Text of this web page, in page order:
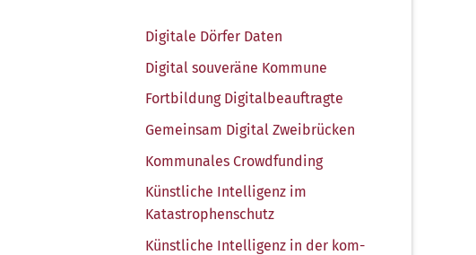
Digi­ta­le Dör­fer Daten
Digi­tal sou­ve­rä­ne Kommune
Fort­bil­dung Digitalbeauftragte
Gemein­sam Digi­tal Zweibrücken
Kom­mu­na­les Crowdfunding
Künst­li­che Intel­li­genz im
Katastrophenschutz
Künst­li­che Intel­li­genz in der kom­